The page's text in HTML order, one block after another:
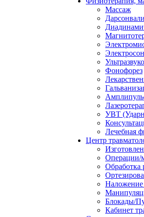
Массаж
Электросон
Фонофорез
УВТ
Лечебная
Центр
Операции/
Обработка
Наложение
Блокады/
Кабинет